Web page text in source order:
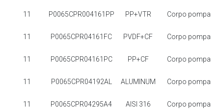
11 P0065CPR004161PP PP+VTR Corpo pompa
11 P0065CPR04161FC PVDF+CF Corpo pompa
11 P0065CPR04161PC PP+CF Corpo pompa
11 P0065CPR04192AL ALUMINUM Corpo pompa
11 P0065CPR04295A4 AISI 316 Corpo pompa